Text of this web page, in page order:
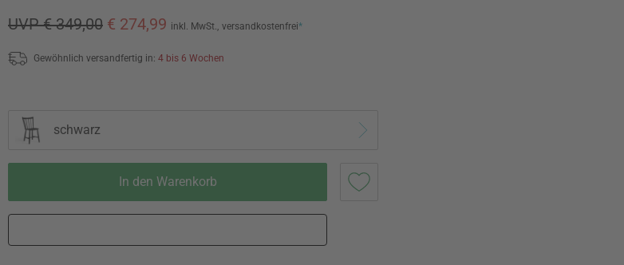
UVP € 349,00 € 274,99 inkl. MwSt., versandkostenfrei*
Gewöhnlich versandfertig in: 4 bis 6 Wochen
schwarz
In den Warenkorb